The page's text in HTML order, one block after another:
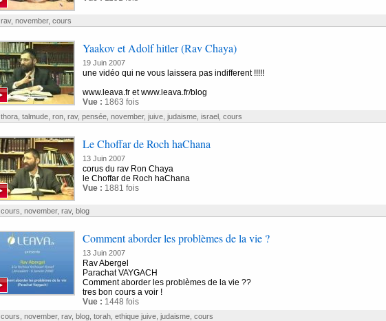
rav, november, cours
Yaakov et Adolf hitler (Rav Chaya)
19 Juin 2007
une vidéo qui ne vous laissera pas indifferent !!!!!
www.leava.fr et www.leava.fr/blog
Vue : 1863 fois
thora, talmude, ron, rav, pensée, november, juive, judaisme, israel, cours
Le Choffar de Roch haChana
13 Juin 2007
corus du rav Ron Chaya
le Choffar de Roch haChana
Vue : 1881 fois
cours november, rav, blog
Comment aborder les problèmes de la vie ?
13 Juin 2007
Rav Abergel
Parachat VAYGACH
Comment aborder les problèmes de la vie ??
tres bon cours a voir !
Vue : 1448 fois
cours november, rav, blog, torah, ethique juive, judaisme, cours